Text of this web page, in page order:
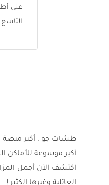
على
التاسع
طشات جو ، أكبر منصة
أكبر موسوعة للأماكن
اكتشف الآن أجمل